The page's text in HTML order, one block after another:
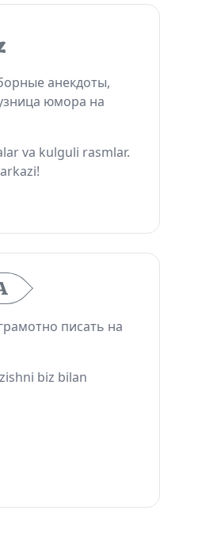
анекдоты,
юмора на
va kulguli rasmlar.
писать на
biz bilan